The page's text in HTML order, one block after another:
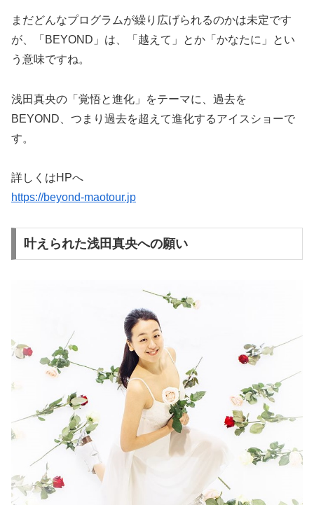
まだどんなプログラムが繰り広げられるのかは未定です
が、「BEYOND」は、「越えて」とか「かなたに」とい
う意味ですね。
浅田真央の「覚悟と進化」をテーマに、過去を
BEYOND、つまり過去を超えて進化するアイスショーで
す。
詳しくはHPへ
https://beyond-maotour.jp
叶えられた浅田真央への願い